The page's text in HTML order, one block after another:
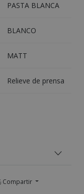
PASTA BLANCA
BLANCO
MATT
Relieve de prensa
Compartir